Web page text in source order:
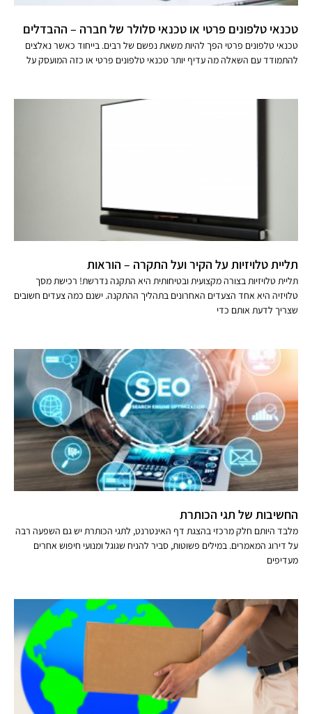
טכנאי טלפונים פרטי או טכנאי סלולר של חברה – ההבדלים
טכנאי טלפונים פרטי הפך להיות משאת נפשם של רבים. בייחוד כאשר נאלצים
להתמודד עם השאלה מה עדיף יותר טכנאי טלפונים פרטי או כזה המועסק על
תליית טלויזיות על הקיר ועל התקרה – הוראות
תליית טלויזיות בצורה מקצועית ובטיחותית היא התקנה נדרשת! רכישת מסך
טלויזיה היא אחד הצעדים האחרונים בתהליך ההתקנה. ישנם כמה צעדים חשובים
שצריך לדעת אותם כדי
החשיבות של תגי הכותרת
מלבד היותם חלק מרכזי בהצגת דף האינטרנט, לתגי הכותרת יש גם השפעה רבה
על דירוג המאמרים. במילים פשוטות, סביר להניח שגוגל ומנועי חיפוש אחרים
מעדיפים